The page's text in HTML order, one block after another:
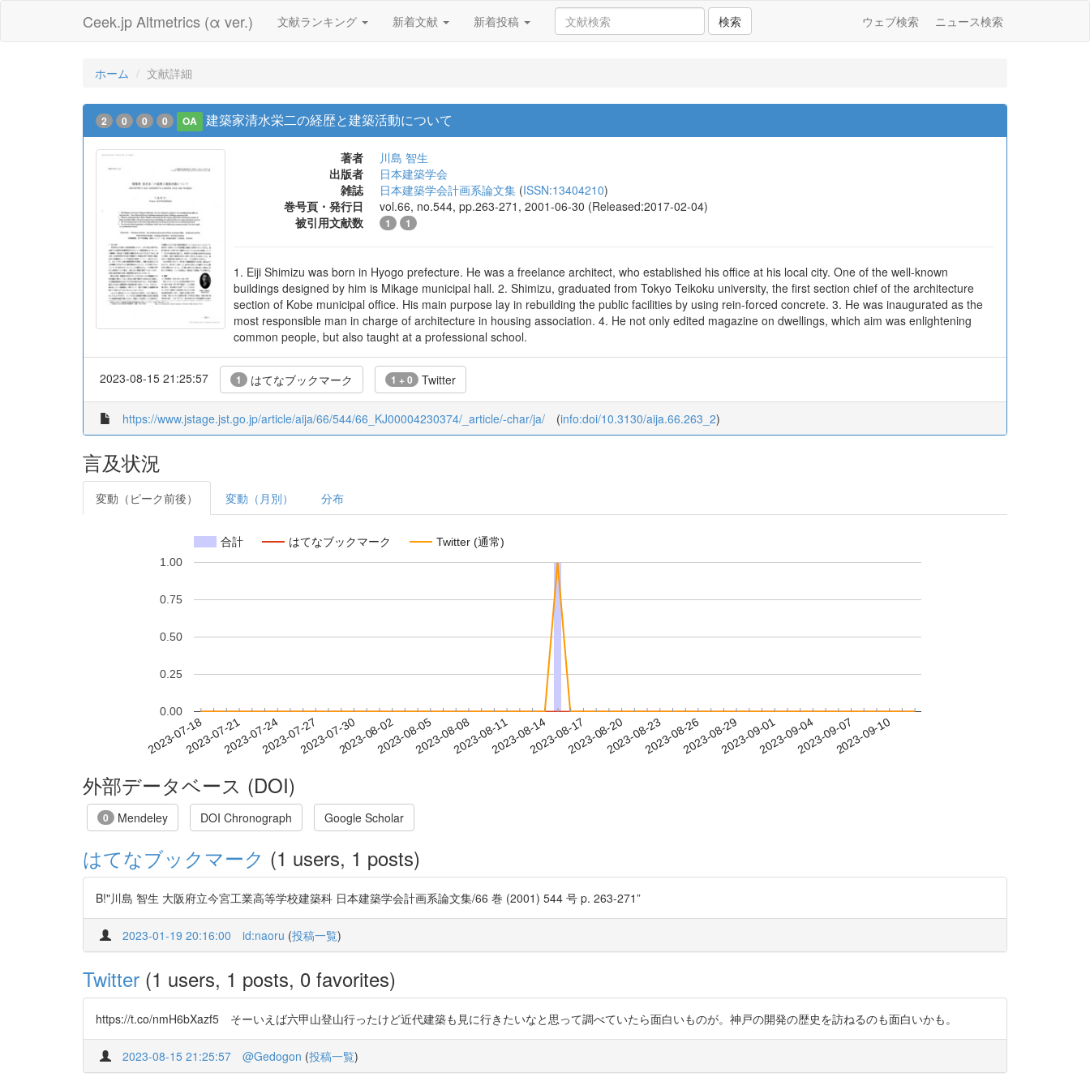
Ceek.jp Altmetrics (α ver.) 文献ランキング 新着文献 新着投稿 検索 ウェブ検索 ニュース検索
ホーム 文献詳細
2 0 0 0 OA 建築家清水栄二の経歴と建築活動について
著者
川島 智生
出版者
日本建築学会
雑誌
日本建築学会計画系論文集 (ISSN:13404210)
巻号頁・発行日
vol.66, no.544, pp.263-271, 2001-06-30 (Released:2017-02-04)
被引用文献数
1 1
1. Eiji Shimizu was born in Hyogo prefecture. He was a freelance architect, who established his office at his local city. One of the well-known
buildings designed by him is Mikage municipal hall. 2. Shimizu, graduated from Tokyo Teikoku university, the first section chief of the architecture
section of Kobe municipal office. His main purpose lay in rebuilding the public facilities by using rein-forced concrete. 3. He was inaugurated as the
most responsible man in charge of architecture in housing association. 4. He not only edited magazine on dwellings, which aim was enlightening
common people, but also taught at a professional school.
2023-08-15 21:25:57 1 はてなブックマーク 1 + 0 Twitter
https://www.jstage.jst.go.jp/article/aija/66/544/66_KJ00004230374/_article/-char/ja/ (info:doi/10.3130/aija.66.263_2)
言及状況
変動（ピーク前後） 変動（月別） 分布
合計 はてなブックマーク Twitter (通常)
2023-07-182023-07-212023-07-242023-07-272023-07-302023-08-022023-08-052023-08-082023-08-112023-08-142023-08-172023-08-202023-08-232023-08-262023-08-292023-09-012023-09-042023-09-072023-09-10
0.00
0.25
0.50
0.75
1.00
外部データベース (DOI)
0 Mendeley DOI Chronograph Google Scholar
はてなブックマーク (1 users, 1 posts)
B!"川島 智生 大阪府立今宮工業高等学校建築科 日本建築学会計画系論文集/66 巻 (2001) 544 号 p. 263-271”
2023-01-19 20:16:00 id:naoru (投稿一覧)
Twitter (1 users, 1 posts, 0 favorites)
https://t.co/nmH6bXazf5 そーいえば六甲山登山行ったけど近代建築も見に行きたいなと思って調べていたら面白いものが。神戸の開発の歴史を訪ねるのも面白いかも。
2023-08-15 21:25:57 @Gedogon (投稿一覧)